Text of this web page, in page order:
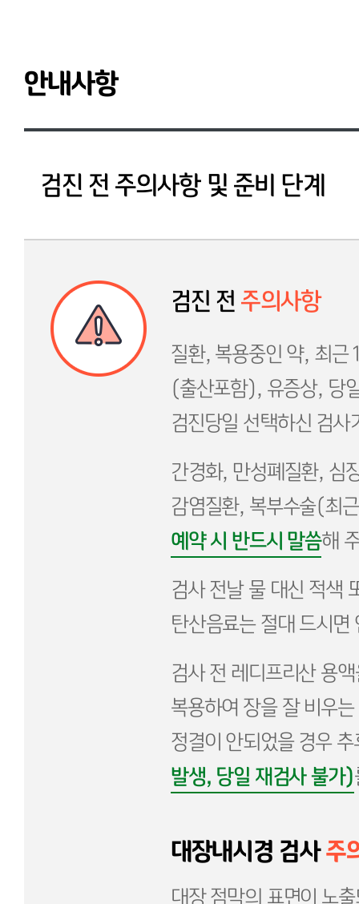
안내사항
검진 전 주의사항 및 준비 단계
검진 전 주의사항
질환, 복용중인 약, 최근
(출산포함), 유증상, 당
검진당일 선택하신 검
간경화, 만성폐질환, 심
감염질환, 복부수술(최
예약 시 반드시 말씀해
검사 전날 물 대신 적색
탄산음료는 절대 드시면
검사 전 레디프리산 용
복용하여 장을 잘 비우
정결이 안되었을 경우
발생, 당일 재검사 불가)
대장내시경 검사주
대장 점막의 표면이 노